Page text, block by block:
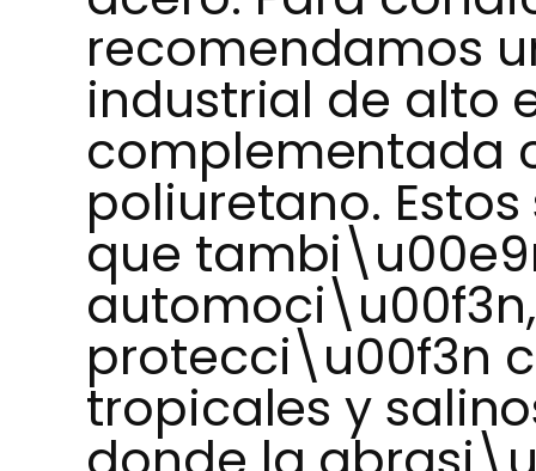
recomendamos
industrial de alto
complementada
poliuretano.
que
protecci\u00f3n
tropicales y